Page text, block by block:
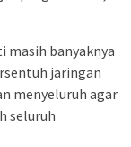
masih banyaknya
jaringan
menyeluruh agar
seluruh